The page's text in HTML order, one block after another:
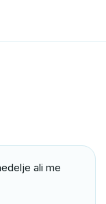
ali me